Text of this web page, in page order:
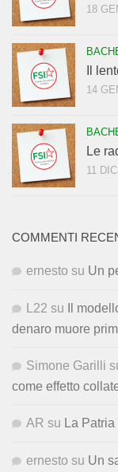
18
Il
14
Le
11
COMMENTI
ernesto su Un
L22 su
Il
denaro muore
Simone Garilli
come effetto
AR su La Patria
ernesto su Un